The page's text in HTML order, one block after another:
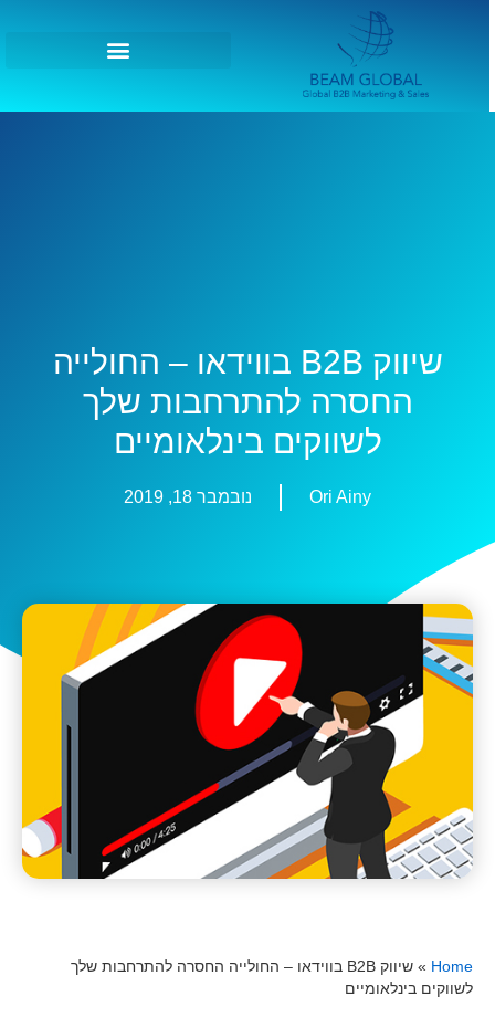
שיווק B2B בווידאו – החולייה
החסרה להתרחבות שלך
לשווקים בינלאומיים
Ori Ainy נובמבר 18, 2019
Home
»
שיווק B2B בווידאו – החולייה החסרה להתרחבות שלך
לשווקים בינלאומיים